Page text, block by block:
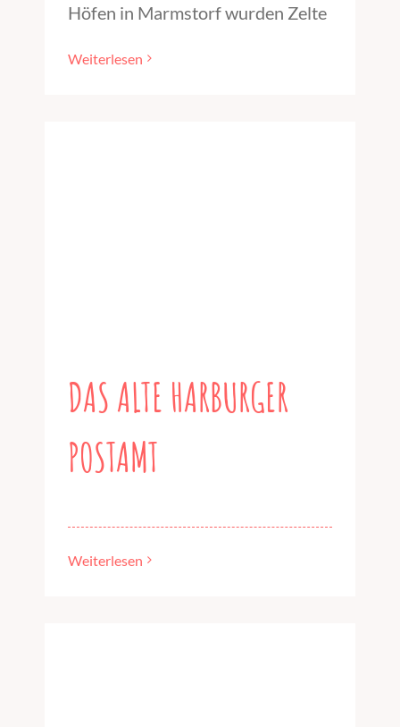
Höfen in Marmstorf wurden Zelte
Weiterlesen
DAS ALTE HARBURGER
POSTAMT
Weiterlesen